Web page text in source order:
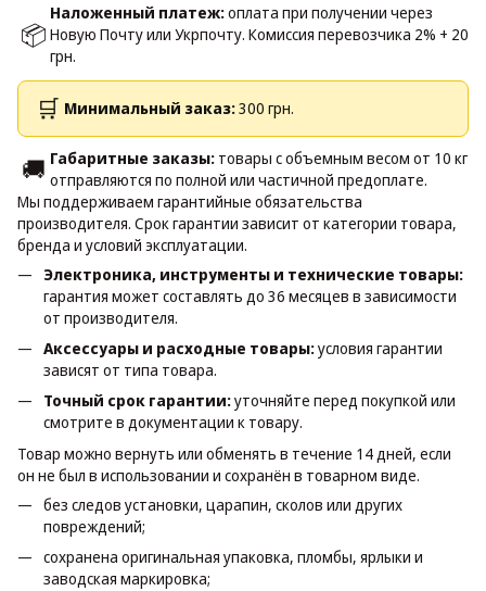
📦
Наложенный платеж:оплата при получении через
Новую Почту или Укрпочту. Комиссия перевозчика 2% + 20
грн.
🛒 Минимальный заказ:300 грн.
🚚 Габаритные заказы: товары с объемным весом от 10 кг
отправляются по полной или частичной предоплате.
Мы поддерживаем гарантийные обязательства
производителя. Срок гарантии зависит от категории товара,
бренда и условий эксплуатации.
Электроника, инструменты и технические товары:
гарантия может составлять до 36 месяцев в зависимости
от производителя.
Аксессуары и расходные товары:условия гарантии
зависят от типа товара.
Точный срок гарантии:уточняйте перед покупкой или
смотрите в документации к товару.
Товар можно вернуть или обменять в течение 14 дней, если
он не был в использовании и сохранён в товарном виде.
без следов установки, царапин, сколов или других
повреждений;
сохранена оригинальная упаковка, пломбы, ярлыки и
заводская маркировка;